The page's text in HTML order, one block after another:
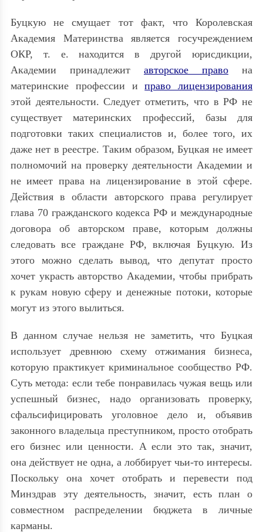
Буцкую не смущает тот факт, что Королевская
Академия Материнства является госучреждением
ОКР, т. е. находится в другой юрисдикции,
Академии принадлежит авторское право на
материнские профессии иправо лицензирования
этой деятельности. Следует отметить, что в РФ не
существует материнских профессий, базы для
подготовки таких специалистов и, более того, их
даже нет в реестре. Таким образом, Буцкая не имеет
полномочий на проверку деятельности Академии и
не имеет права на лицензирование в этой сфере.
Действия в области авторского права регулирует
глава 70 гражданского кодекса РФ и международные
договора об авторском праве, которым должны
следовать все граждане РФ, включая Буцкую. Из
этого можно сделать вывод, что депутат просто
хочет украсть авторство Академии, чтобы прибрать
к рукам новую сферу и денежные потоки, которые
могут из этого вылиться.
В данном случае нельзя не заметить, что Буцкая
использует древнюю схему отжимания бизнеса,
которую практикует криминальное сообщество РФ.
Суть метода: если тебе понравилась чужая вещь или
успешный бизнес, надо организовать проверку,
сфальсифицировать уголовное дело и, объявив
законного владельца преступником, просто отобрать
его бизнес или ценности. А если это так, значит,
она действует не одна, а лоббирует чьи-то интересы.
Поскольку она хочет отобрать и перевести под
Минздрав эту деятельность, значит, есть план о
совместном распределении бюджета в личные
карманы.